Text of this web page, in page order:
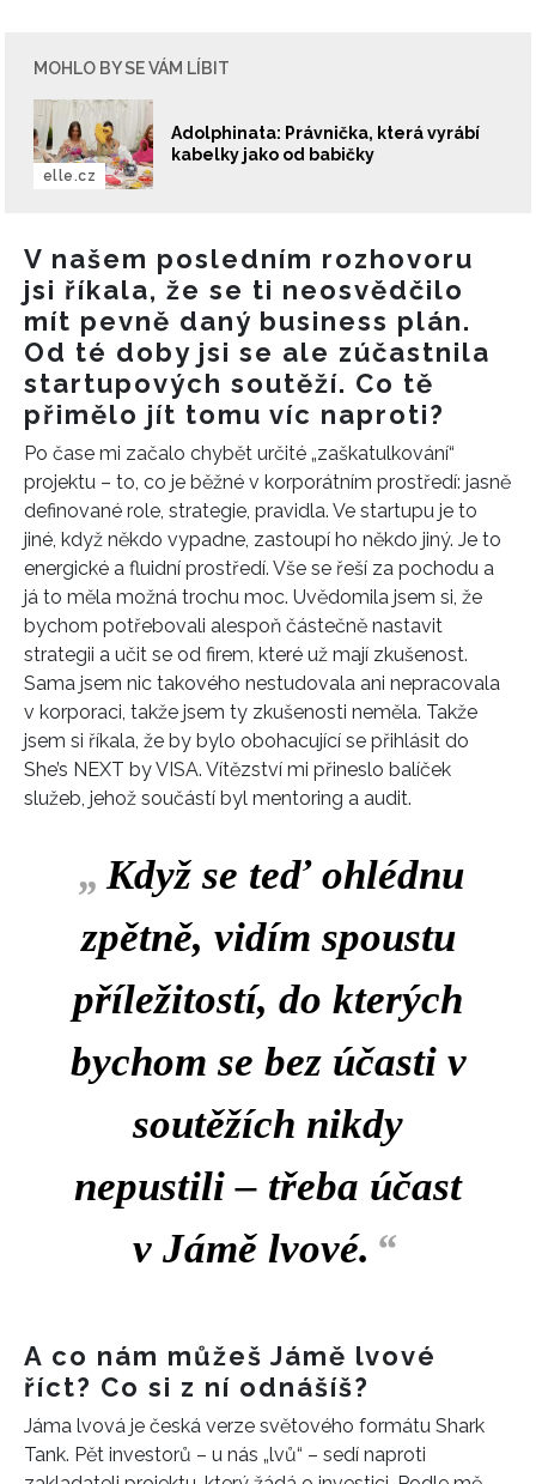
MOHLO BY SE VÁM LÍBIT
Adolphinata: Právnička, která vyrábí
kabelky jako od babičky
elle.cz
V našem posledním rozhovoru
jsi říkala, že se ti neosvědčilo
mít pevně daný business plán.
Od té doby jsi se ale zúčastnila
startupových soutěží. Co tě
přimělo jít tomu víc naproti?
Po čase mi začalo chybět určité „zaškatulkování“
projektu – to, co je běžné v korporátním prostředí: jasně
definované role, strategie, pravidla. Ve startupu je to
jiné, když někdo vypadne, zastoupí ho někdo jiný. Je to
energické a fluidní prostředí. Vše se řeší za pochodu a
já to měla možná trochu moc. Uvědomila jsem si, že
bychom potřebovali alespoň částečně nastavit
strategii a učit se od firem, které už mají zkušenost.
Sama jsem nic takového nestudovala ani nepracovala
v korporaci, takže jsem ty zkušenosti neměla. Takže
jsem si říkala, že by bylo obohacující se přihlásit do
She’s NEXT by VISA. Vítězství mi přineslo balíček
služeb, jehož součástí byl mentoring a audit.
„ Když se teď ohlédnu
zpětně, vidím spoustu
příležitostí, do kterých
bychom se bez účasti v
soutěžích nikdy
nepustili – třeba účast
v Jámě lvové. “
A co nám můžeš Jámě lvové
říct? Co si z ní odnášíš?
Jáma lvová je česká verze světového formátu Shark
Tank. Pět investorů – u nás „lvů“ – sedí naproti